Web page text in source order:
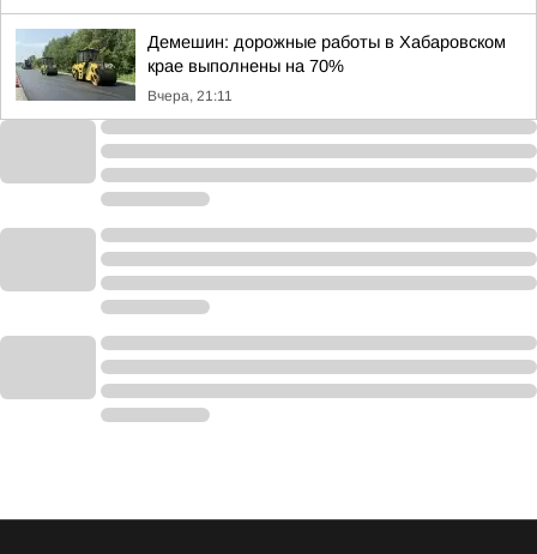
Демешин: дорожные работы в Хабаровском
крае выполнены на 70%
Вчера, 21:11